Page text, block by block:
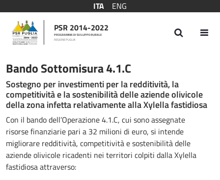
ITA
ENG
PSR 2014-2022
PROGRAMMA DI SVILUPPO RURALE
REGIONE PUGLIA
Bando Sottomisura 4.1.C
Bando Sottomisura 4.1.C
Sostegno per investimenti per la redditività, la
competitività e la sostenibilità delle aziende olivicole
della zona infetta relativamente alla Xylella fastidiosa
Con il bando dell’Operazione 4.1.C, cui sono assegnate
risorse finanziarie pari a 32 milioni di euro, si intende
migliorare redditività, competitività e sostenibilità delle
aziende olivicole ricadenti nei territori colpiti dalla Xylella
fastidiosa attraverso: